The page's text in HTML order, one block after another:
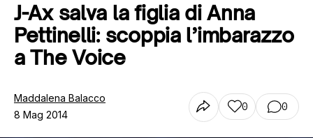
Tutti gli articoli
Chi siamo
J-Ax salva la figlia di Anna
Pettinelli: scoppia l’imbarazzo
a The Voice
Maddalena Balacco
8 Mag 2014
0 0